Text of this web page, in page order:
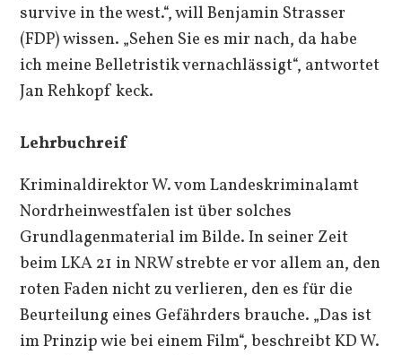
survive in the west.“, will Benjamin Strasser
(FDP) wissen. „Sehen Sie es mir nach, da habe
ich meine Belletristik vernachlässigt“, antwortet
Jan Rehkopf keck.
Lehrbuchreif
Kriminaldirektor W. vom Landeskriminalamt
Nordrheinwestfalen ist über solches
Grundlagenmaterial im Bilde. In seiner Zeit
beim LKA 21 in NRW strebte er vor allem an, den
roten Faden nicht zu verlieren, den es für die
Beurteilung eines Gefährders brauche. „Das ist
im Prinzip wie bei einem Film“, beschreibt KD W.